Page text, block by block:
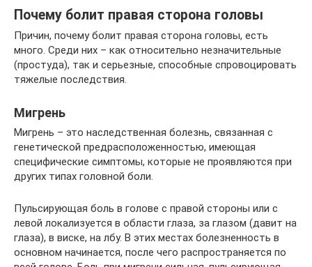
Почему болит правая сторона головы
Причин, почему болит правая сторона головы, есть
много. Среди них – как относительно незначительные
(простуда), так и серьезные, способные спровоцировать
тяжелые последствия.
Мигрень
Мигрень – это наследственная болезнь, связанная с
генетической предрасположенностью, имеющая
специфические симптомы, которые не проявляются при
других типах головной боли.
Пульсирующая боль в голове с правой стороны или с
левой локализуется в области глаза, за глазом (давит на
глаза), в виске, на лбу. В этих местах болезненность в
основном начинается, после чего распространяется по